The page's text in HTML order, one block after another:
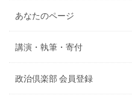
あなたのページ
講演・執筆・寄付
政治倶楽部 会員登録